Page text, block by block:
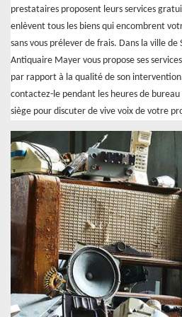
prestataires proposent leurs services
enlèvent tous les biens qui encombrent
sans vous prélever de frais. Dans la ville de
Antiquaire Mayer vous propose ses
par rapport à la qualité de son
contactez-le pendant les heures de bureau
siège pour discuter de vive voix de votre